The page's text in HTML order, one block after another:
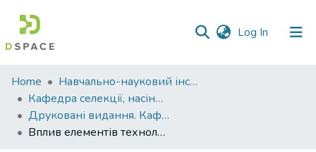
Log In (current)
Communities
&
Collections
Home
Навчально-науковий інститут агротехнологій, селекції та екології
Кафедра селекції, насінництва і генетики
Друковані видання. Кафедра селекції, насінництва і генетики
Вплив елементів технології вирощування на врожайність малопоширених енергетичних культур